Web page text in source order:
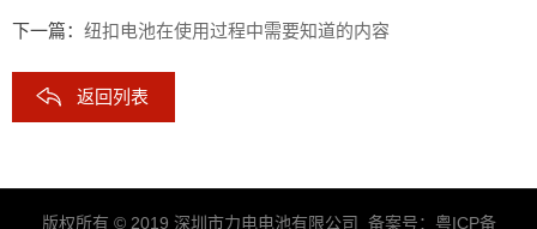
下一篇： 纽扣电池在使用过程中需要知道的内容
返回列表
版权所有 © 2019 深圳市力电电池有限公司 备案号： 粤ICP备